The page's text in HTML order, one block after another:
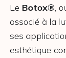
Le Botox®,
associé à la
ses
esthétique